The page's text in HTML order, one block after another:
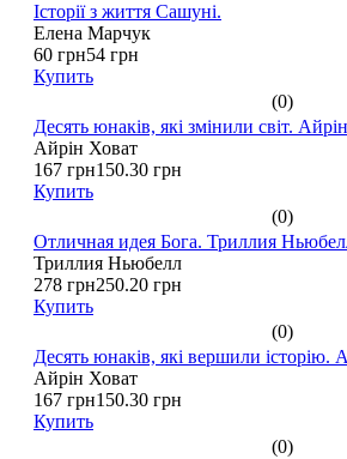
Історії з життя Сашуні.
Елена Марчук
60 грн54 грн
Купить
(0)
Десять юнаків, які змінили світ.
Айрін Ховат
167 грн150.30 грн
Купить
(0)
Отличная идея Бога. Триллия
Триллия Ньюбелл
278 грн250.20 грн
Купить
(0)
Десять юнаків, які вершили історію.
Айрін Ховат
167 грн150.30 грн
Купить
(0)